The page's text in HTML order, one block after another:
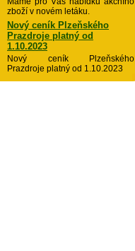
zboží v novém letáku.
Nový ceník Plzeňského
Prazdroje platný od
1.10.2023
Nový ceník Plzeňského
Prazdroje platný od 1.10.2023